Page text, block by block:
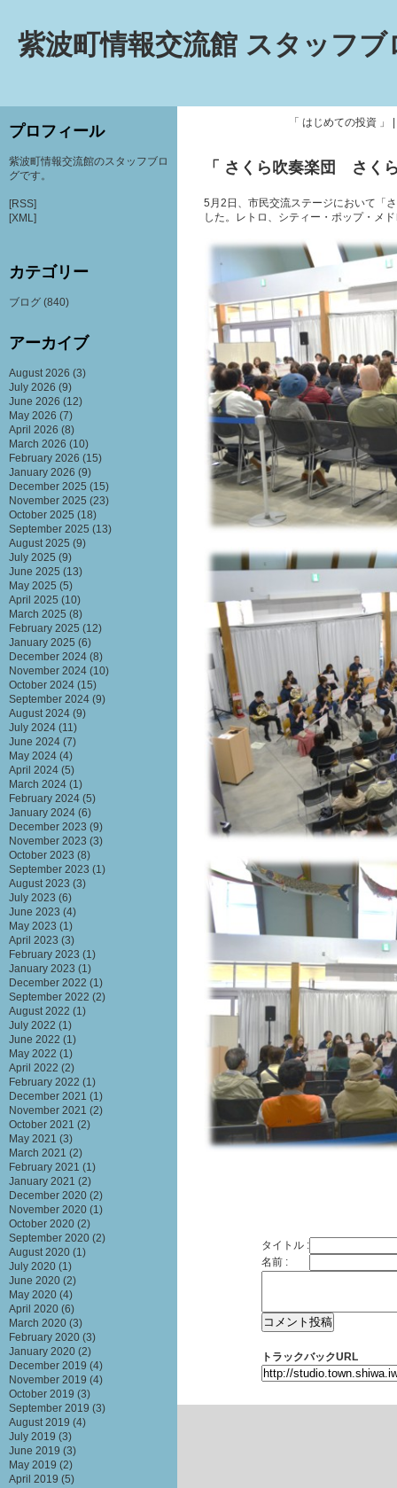
紫波町情報交流館 スタッフブ
「 はじめての投資 」
「 さくら吹奏楽団 さく
5月2日、市民交流ステージにおいて「
した。レトロ、シティー・ポップ・メ
タイトル :
名前 :
トラックバックURL
プロフィール
紫波町情報交流館のスタッフブロ
グです。
[RSS]
[XML]
カテゴリー
ブログ (840)
アーカイブ
August 2026 (3)
July 2026 (9)
June 2026 (12)
May 2026 (7)
April 2026 (8)
March 2026 (10)
February 2026 (15)
January 2026 (9)
December 2025 (15)
November 2025 (23)
October 2025 (18)
September 2025 (13)
August 2025 (9)
July 2025 (9)
June 2025 (13)
May 2025 (5)
April 2025 (10)
March 2025 (8)
February 2025 (12)
January 2025 (6)
December 2024 (8)
November 2024 (10)
October 2024 (15)
September 2024 (9)
August 2024 (9)
July 2024 (11)
June 2024 (7)
May 2024 (4)
April 2024 (5)
March 2024 (1)
February 2024 (5)
January 2024 (6)
December 2023 (9)
November 2023 (3)
October 2023 (8)
September 2023 (1)
August 2023 (3)
July 2023 (6)
June 2023 (4)
May 2023 (1)
April 2023 (3)
February 2023 (1)
January 2023 (1)
December 2022 (1)
September 2022 (2)
August 2022 (1)
July 2022 (1)
June 2022 (1)
May 2022 (1)
April 2022 (2)
February 2022 (1)
December 2021 (1)
November 2021 (2)
October 2021 (2)
May 2021 (3)
March 2021 (2)
February 2021 (1)
January 2021 (2)
December 2020 (2)
November 2020 (1)
October 2020 (2)
September 2020 (2)
August 2020 (1)
July 2020 (1)
June 2020 (2)
May 2020 (4)
April 2020 (6)
March 2020 (3)
February 2020 (3)
January 2020 (2)
December 2019 (4)
November 2019 (4)
October 2019 (3)
September 2019 (3)
August 2019 (4)
July 2019 (3)
June 2019 (3)
May 2019 (2)
April 2019 (5)